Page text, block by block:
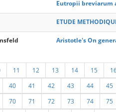
Eutropii breviarum
ETUDE
Aristotle's On
11 12 13 14 15
40 41 42 43 44 45
70 71 72 73 74 75